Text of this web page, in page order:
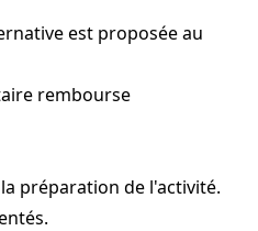
est proposée au
rembourse
préparation de l'activité.